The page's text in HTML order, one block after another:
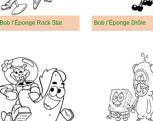
Bob l’Éponge Rock Star Bob l’Éponge Drôle